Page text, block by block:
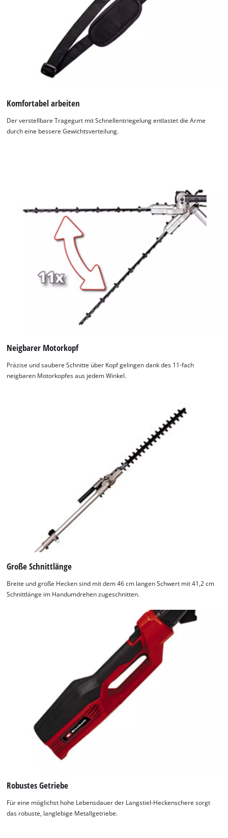
Wir benötigen deine Zustimmung, um
Komfortabel arbeiten
Der verstellbare Tragegurt mit Schnellentriegelung entlastet die Arme
durch eine bessere Gewichtsverteilung.
Neigbarer Motorkopf
Präzise und saubere Schnitte über Kopf gelingen dank des 11-fach
neigbaren Motorkopfes aus jedem Winkel.
Große Schnittlänge
Breite und große Hecken sind mit dem 46 cm langen Schwert mit 41,2 cm
Schnittlänge im Handumdrehen zugeschnitten.
Robustes Getriebe
Für eine möglichst hohe Lebensdauer der Langstiel-Heckenschere sorgt
das robuste, langlebige Metallgetriebe.